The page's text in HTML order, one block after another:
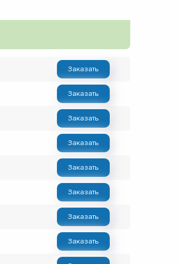
Заказать
Заказать
Заказать
Заказать
Заказать
Заказать
Заказать
Заказать